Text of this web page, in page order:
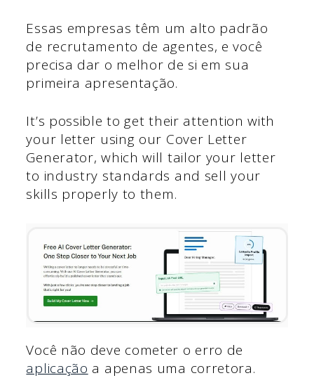
Essas empresas têm um alto padrão
de recrutamento de agentes, e você
precisa dar o melhor de si em sua
primeira apresentação.
It’s possible to get their attention with
your letter using our Cover Letter
Generator, which will tailor your letter
to industry standards and sell your
skills properly to them.
Você não deve cometer o erro de
aplicação a apenas uma corretora.